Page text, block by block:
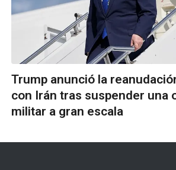
Trump anunció la
con Irán tras suspender una
militar a gran escala